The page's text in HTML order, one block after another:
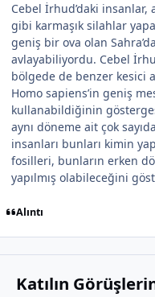
Cebel İrhud’daki
gibi karmaşık silahlar
geniş bir ova olan
avlayabiliyordu. Cebel
bölgede de benzer kesici
Homo sapiens’in geniş
kullanabildiğinin
aynı döneme ait çok
insanları bunları kimin
fosilleri, bunların erken
yapılmış olabileceğini
Alıntı
Katılın